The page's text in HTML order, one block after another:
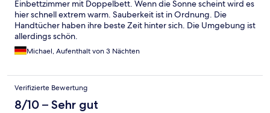
Einbettzimmer mit Doppelbett. Wenn die Sonne scheint wird es
hier schnell extrem warm. Sauberkeit ist in Ordnung. Die
Handtücher haben ihre beste Zeit hinter sich. Die Umgebung ist
allerdings schön.
Michael, Aufenthalt von 3 Nächten
Verifizierte Bewertung
8/10 – Sehr gut